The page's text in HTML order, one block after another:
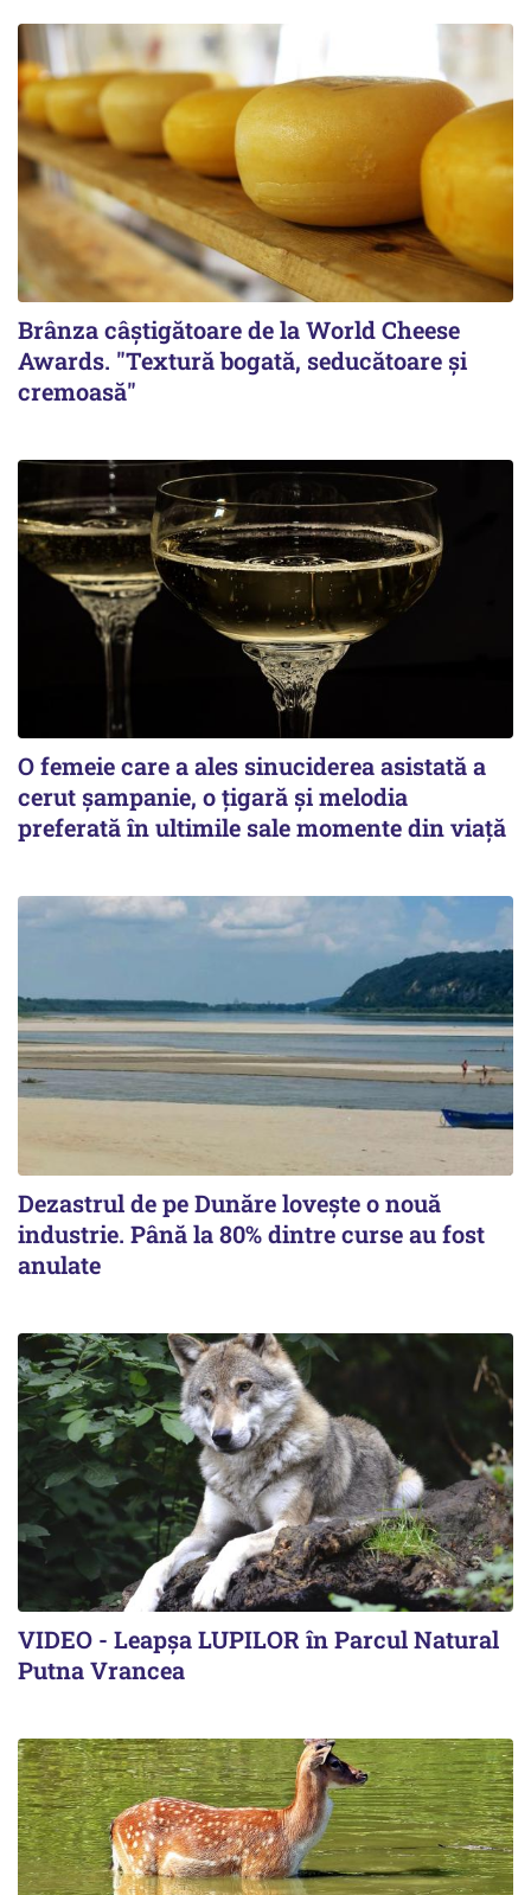
Brânza câștigătoare de la World Cheese
Awards. "Textură bogată, seducătoare și
cremoasă"
O femeie care a ales sinuciderea asistată a
cerut șampanie, o țigară și melodia
preferată în ultimile sale momente din viață
Dezastrul de pe Dunăre lovește o nouă
industrie. Până la 80% dintre curse au fost
anulate
VIDEO - Leapșa LUPILOR în Parcul Natural
Putna Vrancea